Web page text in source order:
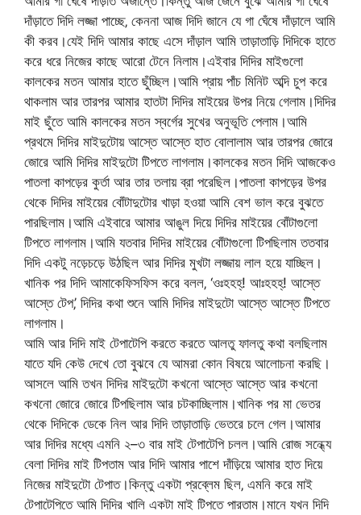
দাঁড়াতে দিদি লজ্জা পাচ্ছে‚ কেননা আজ দিদি জানে যে গা ঘেঁষে দাঁড়ালে আমি
কী করব।যেই দিদি আমার কাছে এসে দাঁড়াল আমি তাড়াতাড়ি দিদিকে হাতে
করে ধরে নিজের কাছে আরো টেনে নিলাম।এইবার দিদির মাইগুলো
কালকের মতন আমার হাতে ছুঁচ্ছিল।আমি প্রায় পাঁচ মিনিট অব্দি চুপ করে
থাকলাম আর তারপর আমার হাতটা দিদির মাইয়ের উপর নিয়ে গেলাম।দিদির
মাই ছুঁতে আমি কালকের মতন স্বর্গের সুখের অনুভূতি পেলাম।আমি
প্রথমে দিদির মাইদুটোয় আস্তে আস্তে হাত বোলালাম আর তারপর জোরে
জোরে আমি দিদির মাইদুটো টিপতে লাগলাম।কালকের মতন দিদি আজকেও
পাতলা কাপড়ের কুর্তা আর তার তলায় ব্রা পরেছিল।পাতলা কাপড়ের উপর
থেকে দিদির মাইয়ের বোঁটাদুটোর খাড়া হওয়া আমি বেশ ভাল করে বুঝতে
পারছিলাম।আমি এইবারে আমার আঙুল দিয়ে দিদির মাইয়ের বোঁটাগুলো
টিপতে লাগলাম।আমি যতবার দিদির মাইয়ের বোঁটাগুলো টিপছিলাম ততবার
দিদি একটু নড়েচড়ে উঠছিল আর দিদির মুখটা লজ্জায় লাল হয়ে যাচ্ছিল।
খানিক পর দিদি আমাকেফিসফিস করে বলল‚ ‘ওঃহহহ্! আঃহহহ্! আস্তে
আস্তে টেপ‚’ দিদির কথা শুনে আমি দিদির মাইদুটো আস্তে আস্তে টিপতে
লাগলাম।
আমি আর দিদি মাই টেপাটেপি করতে করতে আলতু ফালতু কথা বলছিলাম
যাতে যদি কেউ দেখে তো বুঝবে যে আমরা কোন বিষয়ে আলোচনা করছি।
আসলে আমি তখন দিদির মাইদুটো কখনো আস্তে আস্তে আর কখনো
কখনো জোরে জোরে টিপছিলাম আর চটকাচ্ছিলাম।খানিক পর মা ভেতর
থেকে দিদিকে ডেকে নিল আর দিদি তাড়াতাড়ি ভেতরে চলে গেল।আমার
আর দিদির মধ্যে এমনি ২–৩ বার মাই টেপাটেপি চলল।আমি রোজ সন্ধ্যে
বেলা দিদির মাই টিপতাম আর দিদি আমার পাশে দাঁড়িয়ে আমার হাত দিয়ে
নিজের মাইদুটো টেপাত।কিন্তু একটা প্রব্লেম ছিল‚ এমনি করে মাই
টেপাটেপিতে আমি দিদির খালি একটা মাই টিপতে পারতাম।মানে যখন দিদি